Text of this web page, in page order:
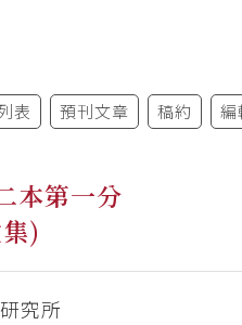
表 預刊文章 稿約 編
本第一分
)
究所